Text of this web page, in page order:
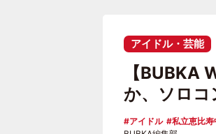
アイドル・芸能
【BUBKA
か、ソロ
アイドル 私立恵比寿